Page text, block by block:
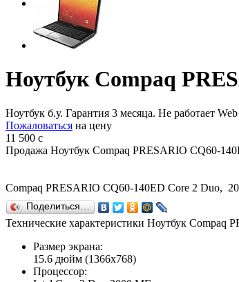
Ноутбук Compaq
Ноутбук б.у. Гарантия 3 месяца. Не работает
Пожаловаться на цену
11 500 c
Продажа Ноутбук Compaq PRESARIO CQ60-
Compaq PRESARIO CQ60-140ED Core 2
Поделиться…
Технические характеристики Ноутбук Compaq
Размер экрана:
15.6 дюйм (1366x768)
Процессор: